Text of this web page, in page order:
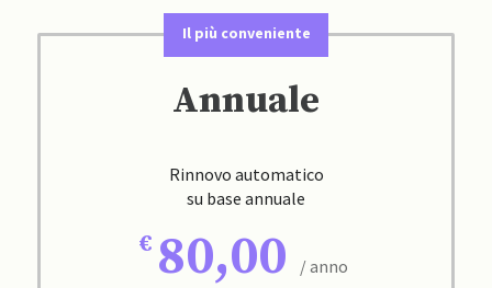
Il più conveniente
Annuale
Rinnovo automatico
su base annuale
80,00
/ anno